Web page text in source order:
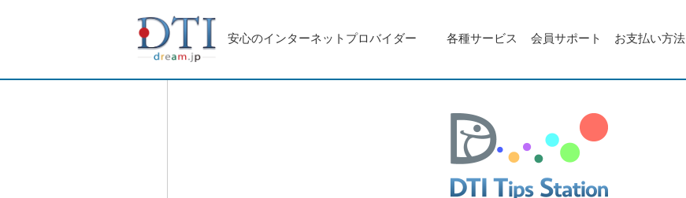
安心のインターネットプロバイダー 各種サービス 会員サポート お支払い方法